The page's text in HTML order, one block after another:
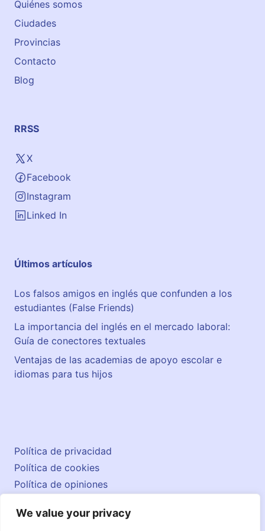
We value your privacy
v
i
e
o
Quiénes somos
Ciudades
Provincias
Contacto
Blog
RRSS
X
Facebook
Instagram
Linked In
Últimos artículos
Los falsos amigos en inglés que confunden a los
estudiantes (False Friends)
La importancia del inglés en el mercado laboral:
Guía de conectores textuales
Ventajas de las academias de apoyo escolar e
idiomas para tus hijos
Política de privacidad
Política de cookies
Política de opiniones
Contacto